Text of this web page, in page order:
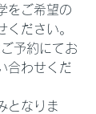
をご希望の
ください。
予約にてお
合わせくだ
となりま